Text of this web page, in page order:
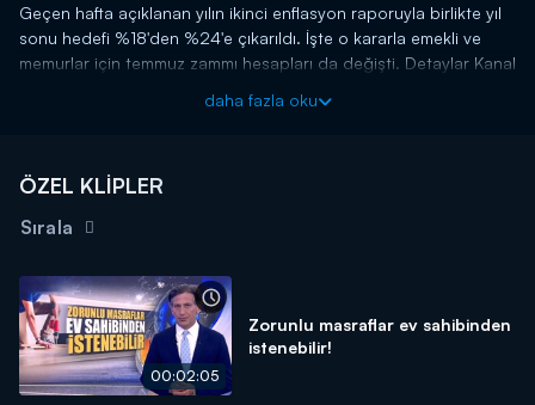
Geçen hafta açıklanan yılın ikinci enflasyon raporuyla birlikte yıl
sonu hedefi %18'den %24'e çıkarıldı. İşte o kararla emekli ve
memurlar için temmuz zammı hesapları da değişti. Detaylar Kanal
daha fazla oku
ÖZEL KLİPLER
Sırala
00:02:05
Zorunlu masraflar ev sahibinden
istenebilir!